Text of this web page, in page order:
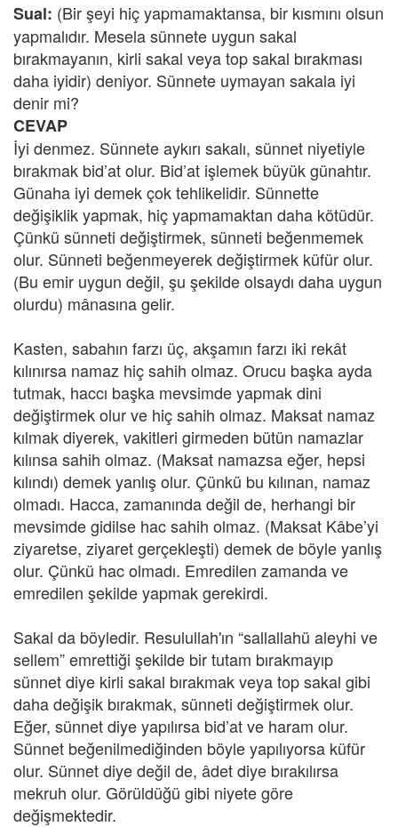
Sual: (Bir şeyi hiç yapmamaktansa, bir kısmını olsun
yapmalıdır. Mesela sünnete uygun sakal
bırakmayanın, kirli sakal veya top sakal bırakması
daha iyidir) deniyor. Sünnete uymayan sakala iyi
denir mi?
CEVAP
İyi denmez. Sünnete aykırı sakalı, sünnet niyetiyle
bırakmak bid’at olur. Bid’at işlemek büyük günahtır.
Günaha iyi demek çok tehlikelidir. Sünnette
değişiklik yapmak, hiç yapmamaktan daha kötüdür.
Çünkü sünneti değiştirmek, sünneti beğenmemek
olur. Sünneti beğenmeyerek değiştirmek küfür olur.
(Bu emir uygun değil, şu şekilde olsaydı daha uygun
olurdu) mânasına gelir.
Kasten, sabahın farzı üç, akşamın farzı iki rekât
kılınırsa namaz hiç sahih olmaz. Orucu başka ayda
tutmak, haccı başka mevsimde yapmak dini
değiştirmek olur ve hiç sahih olmaz. Maksat namaz
kılmak diyerek, vakitleri girmeden bütün namazlar
kılınsa sahih olmaz. (Maksat namazsa eğer, hepsi
kılındı) demek yanlış olur. Çünkü bu kılınan, namaz
olmadı. Hacca, zamanında değil de, herhangi bir
mevsimde gidilse hac sahih olmaz. (Maksat Kâbe’yi
ziyaretse, ziyaret gerçekleşti) demek de böyle yanlış
olur. Çünkü hac olmadı. Emredilen zamanda ve
emredilen şekilde yapmak gerekirdi.
Sakal da böyledir. Resulullah'ın “sallallahü aleyhi ve
sellem” emrettiği şekilde bir tutam bırakmayıp
sünnet diye kirli sakal bırakmak veya top sakal gibi
daha değişik bırakmak, sünneti değiştirmek olur.
Eğer, sünnet diye yapılırsa bid’at ve haram olur.
Sünnet beğenilmediğinden böyle yapılıyorsa küfür
olur. Sünnet diye değil de, âdet diye bırakılırsa
mekruh olur. Görüldüğü gibi niyete göre
değişmektedir.